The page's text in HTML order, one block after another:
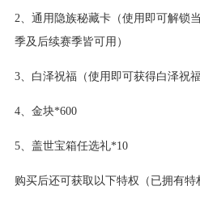
2、通用隐族秘藏卡（使用即可解锁
季及后续赛季皆可用）
3、白泽祝福（使用即可获得白泽祝
4、金块*600
5、盖世宝箱任选礼*10
购买后还可获取以下特权（已拥有特